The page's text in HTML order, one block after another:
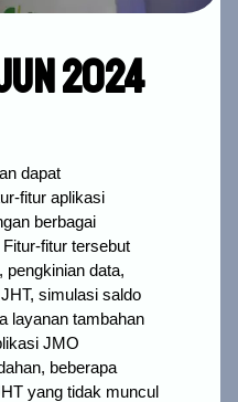
2024
dapat
fitur aplikasi
berbagai
fitur tersebut
pengkinian data,
simulasi saldo
layanan tambahan
JMO
beberapa
yang tidak muncul